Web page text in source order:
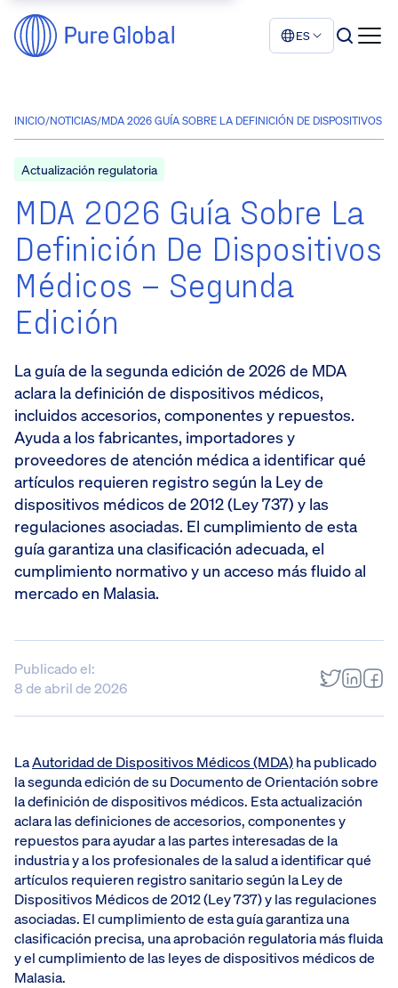
ES
INICIO/NOTICIAS/MDA 2026 GUÍA SOBRE LA DEFINICIÓN DE DISPOSITIVOS
Actualización regulatoria
MDA 2026 Guía Sobre La
Definición De Dispositivos
Médicos – Segunda
Edición
La guía de la segunda edición de 2026 de MDA
aclara la definición de dispositivos médicos,
incluidos accesorios, componentes y repuestos.
Ayuda a los fabricantes, importadores y
proveedores de atención médica a identificar qué
artículos requieren registro según la Ley de
dispositivos médicos de 2012 (Ley 737) y las
regulaciones asociadas. El cumplimiento de esta
guía garantiza una clasificación adecuada, el
cumplimiento normativo y un acceso más fluido al
mercado en Malasia.
Publicado el:
8 de abril de 2026
LaAutoridad de Dispositivos Médicos (MDA)ha publicado
la segunda edición de su Documento de Orientación sobre
la definición de dispositivos médicos. Esta actualización
aclara las definiciones de accesorios, componentes y
repuestos para ayudar a las partes interesadas de la
industria y a los profesionales de la salud a identificar qué
artículos requieren registro sanitario según la Ley de
Dispositivos Médicos de 2012 (Ley 737) y las regulaciones
asociadas. El cumplimiento de esta guía garantiza una
clasificación precisa, una aprobación regulatoria más fluida
y el cumplimiento de las leyes de dispositivos médicos de
Malasia.